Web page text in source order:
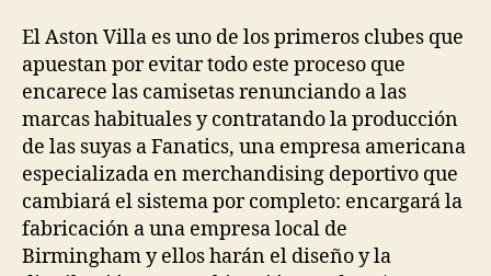
El Aston Villa es uno de los primeros clubes que
apuestan por evitar todo este proceso que
encarece las camisetas renunciando a las
marcas habituales y contratando la producción
de las suyas a Fanatics, una empresa americana
especializada en merchandising deportivo que
cambiará el sistema por completo: encargará la
fabricación a una empresa local de
Birmingham y ellos harán el diseño y la